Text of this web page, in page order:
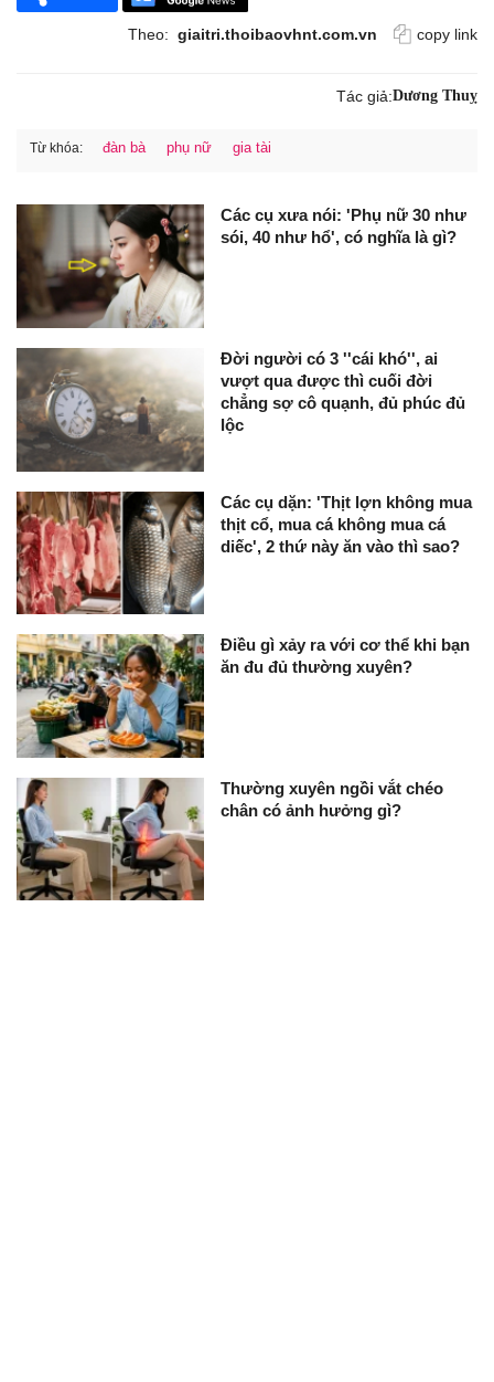
Theo: giaitri.thoibaovhnt.com.vn copy link
Tác giả:Dương Thuỵ
Từ khóa: đàn bà phụ nữ gia tài
Các cụ xưa nói: 'Phụ nữ 30 như
sói, 40 như hổ', có nghĩa là gì?
Đời người có 3 ''cái khó'', ai
vượt qua được thì cuối đời
chẳng sợ cô quạnh, đủ phúc đủ
lộc
Các cụ dặn: 'Thịt lợn không mua
thịt cổ, mua cá không mua cá
diếc', 2 thứ này ăn vào thì sao?
Điều gì xảy ra với cơ thể khi bạn
ăn đu đủ thường xuyên?
Thường xuyên ngồi vắt chéo
chân có ảnh hưởng gì?